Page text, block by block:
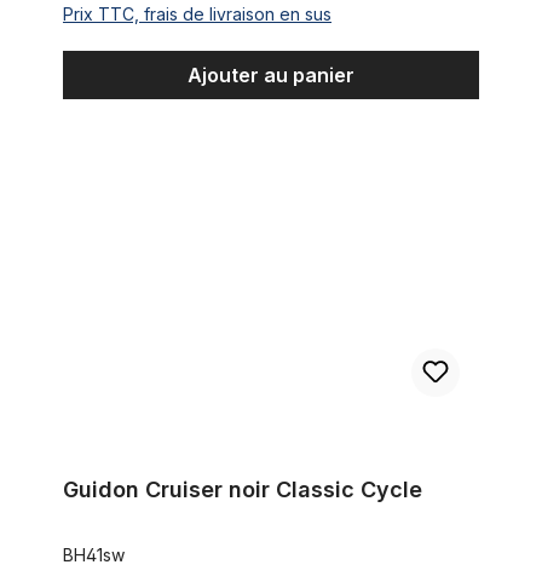
Prix TTC, frais de livraison en sus
Ajouter au panier
Guidon Cruiser noir Classic Cycle
BH41sw